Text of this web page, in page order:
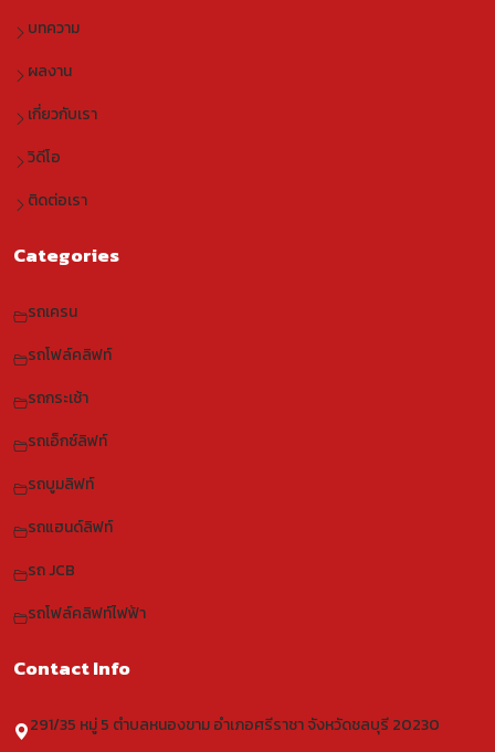
บทความ
ผลงาน
เกี่ยวกับเรา
วิดีโอ
ติดต่อเรา
Categories
รถเครน
รถโฟล์คลิฟท์
รถกระเช้า
รถเอ็กซ์ลิฟท์
รถบูมลิฟท์
รถแฮนด์ลิฟท์
รถ JCB
รถโฟล์คลิฟท์ไฟฟ้า
Contact Info
291/35 หมู่ 5 ตำบลหนองขาม อำเภอศรีราชา จังหวัดชลบุรี 20230